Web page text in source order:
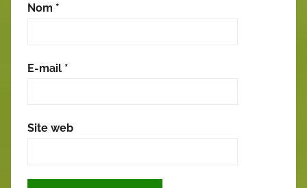
Nom *
E-mail *
Site web